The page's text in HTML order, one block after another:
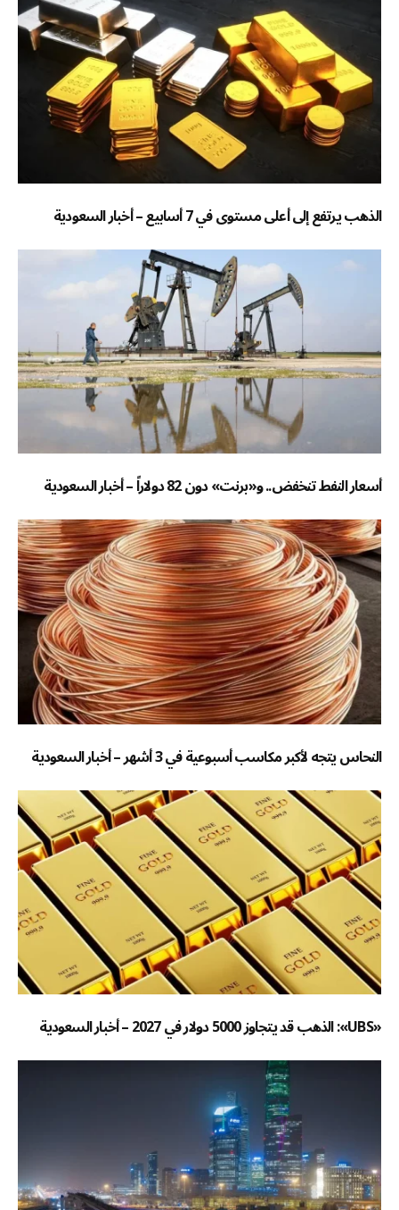
الذهب يرتفع إلى أعلى مستوى في 7 أسابيع – أخبار السعودية
أسعار النفط تنخفض.. و«برنت» دون 82 دولاراً – أخبار السعودية
النحاس يتجه لأكبر مكاسب أسبوعية في 3 أشهر – أخبار السعودية
«UBS»: الذهب قد يتجاوز 5000 دولار في 2027 – أخبار السعودية